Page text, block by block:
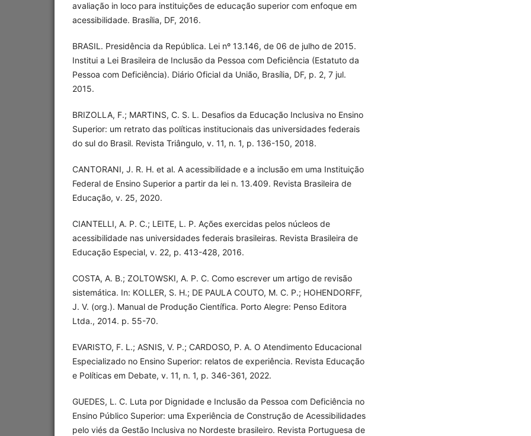
avaliação in loco para instituições de educação superior com enfoque em
acessibilidade. Brasília, DF, 2016.
BRASIL. Presidência da República. Lei nº 13.146, de 06 de julho de 2015.
Institui a Lei Brasileira de Inclusão da Pessoa com Deficiência (Estatuto da
Pessoa com Deficiência). Diário Oficial da União, Brasília, DF, p. 2, 7 jul.
2015.
BRIZOLLA, F.; MARTINS, C. S. L. Desafios da Educação Inclusiva no Ensino
Superior: um retrato das políticas institucionais das universidades federais
do sul do Brasil. Revista Triângulo, v. 11, n. 1, p. 136-150, 2018.
CANTORANI, J. R. H. et al. A acessibilidade e a inclusão em uma Instituição
Federal de Ensino Superior a partir da lei n. 13.409. Revista Brasileira de
Educação, v. 25, 2020.
CIANTELLI, A. P. C.; LEITE, L. P. Ações exercidas pelos núcleos de
acessibilidade nas universidades federais brasileiras. Revista Brasileira de
Educação Especial, v. 22, p. 413-428, 2016.
COSTA, A. B.; ZOLTOWSKI, A. P. C. Como escrever um artigo de revisão
sistemática. In: KOLLER, S. H.; DE PAULA COUTO, M. C. P.; HOHENDORFF,
J. V. (org.). Manual de Produção Científica. Porto Alegre: Penso Editora
Ltda., 2014. p. 55-70.
EVARISTO, F. L.; ASNIS, V. P.; CARDOSO, P. A. O Atendimento Educacional
Especializado no Ensino Superior: relatos de experiência. Revista Educação
e Políticas em Debate, v. 11, n. 1, p. 346-361, 2022.
GUEDES, L. C. Luta por Dignidade e Inclusão da Pessoa com Deficiência no
Ensino Público Superior: uma Experiência de Construção de Acessibilidades
pelo viés da Gestão Inclusiva no Nordeste brasileiro. Revista Portuguesa de